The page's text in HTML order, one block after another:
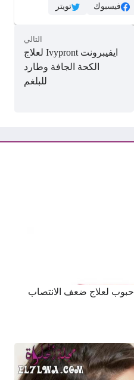
فيسبوك تويتر
التالي
ايفيبرونت Ivypront لعلاج
الكحة الجافة وطارد
للبلغم
كبسولات جنتابلكس Gentaplex حبوب لعلاج ضعف الانتصاب